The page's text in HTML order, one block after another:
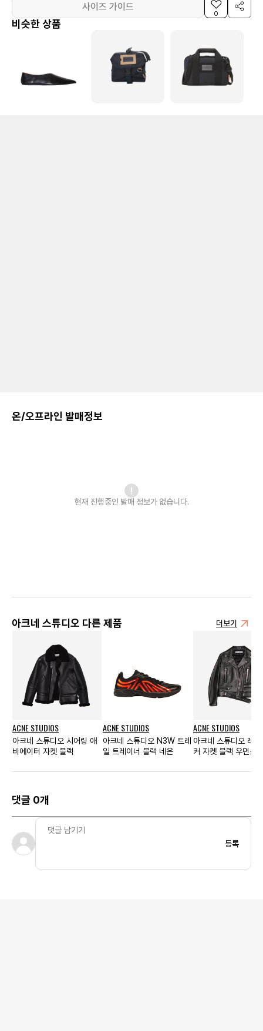
사이즈 가이드
0
비슷한 상품
온/오프라인 발매정보
현재 진행중인 발매 정보가 없습니다.
아크네 스튜디오 다른 제품 더보기
ACNE STUDIOS
아크네 스튜디오 시어링 애
비에이터 자켓 블랙
ACNE STUDIOS
아크네 스튜디오 N3W 트레
일 트레이너 블랙 네온
ACNE STUDIOS
아크네 스튜디오 레
커 자켓 블랙 우먼스
댓글 0개
등록